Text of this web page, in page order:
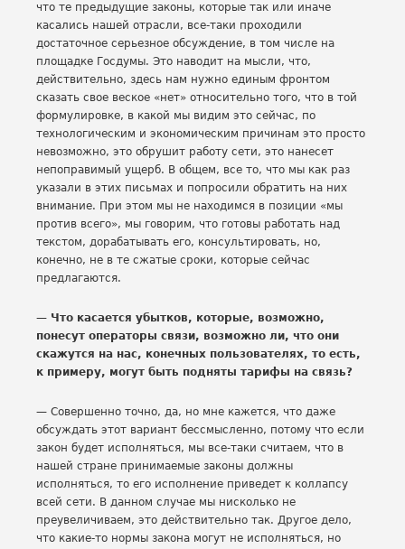
что те предыдущие законы, которые так или иначе
касались нашей отрасли, все-таки проходили
достаточное серьезное обсуждение, в том числе на
площадке Госдумы. Это наводит на мысли, что,
действительно, здесь нам нужно единым фронтом
сказать свое веское «нет» относительно того, что в той
формулировке, в какой мы видим это сейчас, по
технологическим и экономическим причинам это просто
невозможно, это обрушит работу сети, это нанесет
непоправимый ущерб. В общем, все то, что мы как раз
указали в этих письмах и попросили обратить на них
внимание. При этом мы не находимся в позиции «мы
против всего», мы говорим, что готовы работать над
текстом, дорабатывать его, консультировать, но,
конечно, не в те сжатые сроки, которые сейчас
предлагаются.
— Что касается убытков, которые, возможно,
понесут операторы связи, возможно ли, что они
скажутся на нас, конечных пользователях, то есть,
к примеру, могут быть подняты тарифы на связь?
— Совершенно точно, да, но мне кажется, что даже
обсуждать этот вариант бессмысленно, потому что если
закон будет исполняться, мы все-таки считаем, что в
нашей стране принимаемые законы должны
исполняться, то его исполнение приведет к коллапсу
всей сети. В данном случае мы нисколько не
преувеличиваем, это действительно так. Другое дело,
что какие-то нормы закона могут не исполняться, но